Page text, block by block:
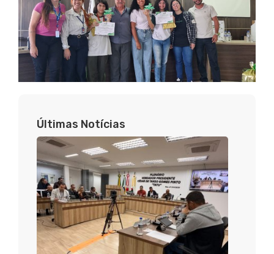
Últimas Notícias